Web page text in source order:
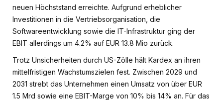
neuen Höchststand erreichte. Aufgrund erheblicher
Investitionen in die Vertriebsorganisation, die
Softwareentwicklung sowie die IT-Infrastruktur ging der
EBIT allerdings um 4.2% auf EUR 13.8 Mio zurück.
Trotz Unsicherheiten durch US-Zölle hält Kardex an ihren
mittelfristigen Wachstumszielen fest. Zwischen 2029 und
2031 strebt das Unternehmen einen Umsatz von über EUR
1.5 Mrd sowie eine EBIT-Marge von 10% bis 14% an. Für das